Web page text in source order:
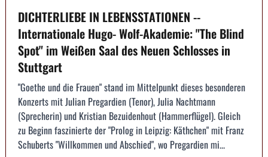
DICHTERLIEBE IN LEBENSSTATIONEN --
Internationale Hugo- Wolf-Akademie: "The Blind
Spot" im Weißen Saal des Neuen Schlosses in
Stuttgart
"Goethe und die Frauen" stand im Mittelpunkt dieses besonderen
Konzerts mit Julian Pregardien (Tenor), Julia Nachtmann
(Sprecherin) und Kristian Bezuidenhout (Hammerflügel). Gleich
zu Beginn faszinierte der "Prolog in Leipzig: Käthchen" mit Franz
Schuberts "Willkommen und Abschied", wo Pregardien mi...